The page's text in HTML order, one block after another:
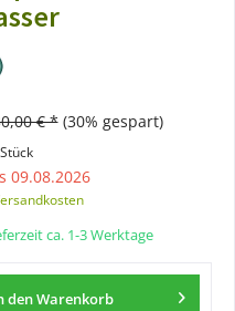
€ * (30% gespart)
09.08.2026
ca. 1-3 Werktage
denWarenkorb